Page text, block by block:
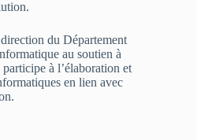
du Département
au soutien à
à l’élaboration et
en lien avec